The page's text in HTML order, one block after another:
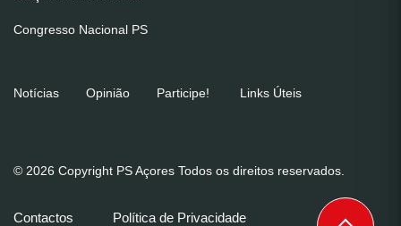
Congresso Nacional PS
Notícias Opinião Participe! Links Úteis
© 2026 Copyright PS Açores Todos os direitos reservados.
Contactos Política de Privacidade